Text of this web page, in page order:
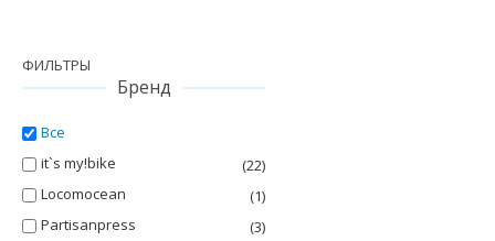
ФИЛЬТРЫ
Бренд
Все
it`s my!bike
(22)
Locomocean
(1)
Partisanpress
(3)